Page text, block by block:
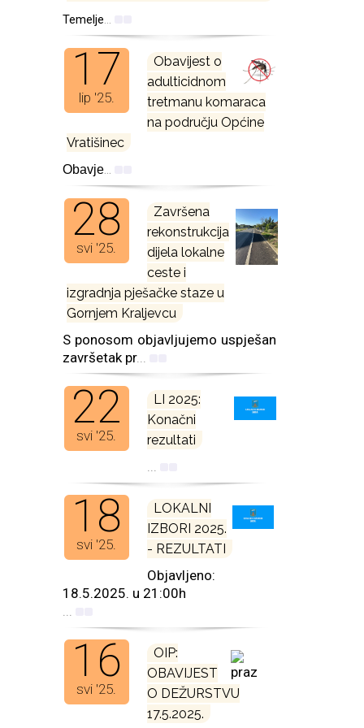
Temelje...
17
lip '25.
Obavijest o
adulticidnom
tretmanu komaraca
na području Općine
Vratišinec
Obavje...
28
svi '25.
Završena
rekonstrukcija
dijela lokalne
ceste i
izgradnja pješačke staze u
Gornjem Kraljevcu
S ponosom objavljujemo uspješan
završetak pr...
22
svi '25.
LI 2025:
Konačni
rezultati
...
18
svi '25.
LOKALNI
IZBORI 2025.
- REZULTATI
Objavljeno:
18.5.2025. u 21:00h
...
16
svi '25.
OIP:
OBAVIJEST
O DEŽURSTVU
17.5.2025.